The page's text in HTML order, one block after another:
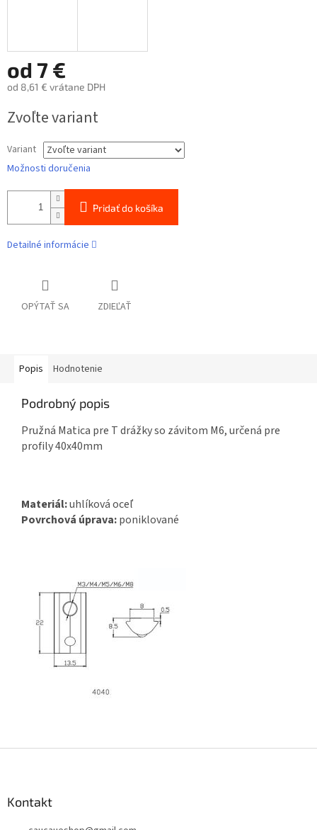
od 7 €
od 8,61 € vrátane DPH
cena:
Zvoľte variant
Variant
Možnosti doručenia
Pridať do košíka
Detailné informácie
OPÝTAŤ SA ZDIEĽAŤ
Popis Hodnotenie
Podrobný popis
Pružná Matica pre T drážky so závitom M6, určená pre
profily 40x40mm
Materiál:uhlíková oceľ
Povrchová úprava:poniklované
Kontakt